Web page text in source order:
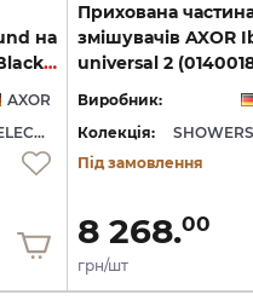
на
3 функції, Brushed Black Chrome (36779340)
AXOR
SHOWERSELECT ID
Прихована
змішувачів AXOR
universal 2
Виробник:
Колекція:
Під замовлення
8 268.00
грн/шт